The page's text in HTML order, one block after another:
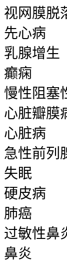
视网膜脱
先心病
乳腺增生
癫痫
慢性阻塞
心脏瓣膜
心脏病
急性前列
失眠
硬皮病
肺癌
过敏性鼻
鼻炎